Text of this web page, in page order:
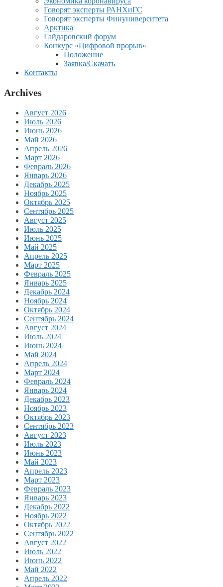
Говорят эксперты РАНХиГС
Говорят эксперты Финуниверситета
Арктика
Гайдаровский форум
Конкурс «Цифровой прорыв»
Положение
Заявка/Скачать
Контакты
Archives
Август 2026
Июль 2026
Июнь 2026
Май 2026
Апрель 2026
Март 2026
Февраль 2026
Январь 2026
Декабрь 2025
Ноябрь 2025
Октябрь 2025
Сентябрь 2025
Август 2025
Июль 2025
Июнь 2025
Май 2025
Апрель 2025
Март 2025
Февраль 2025
Январь 2025
Декабрь 2024
Ноябрь 2024
Октябрь 2024
Сентябрь 2024
Август 2024
Июль 2024
Июнь 2024
Май 2024
Апрель 2024
Март 2024
Февраль 2024
Январь 2024
Декабрь 2023
Ноябрь 2023
Октябрь 2023
Сентябрь 2023
Август 2023
Июль 2023
Июнь 2023
Май 2023
Апрель 2023
Март 2023
Февраль 2023
Январь 2023
Декабрь 2022
Ноябрь 2022
Октябрь 2022
Сентябрь 2022
Август 2022
Июль 2022
Июнь 2022
Май 2022
Апрель 2022